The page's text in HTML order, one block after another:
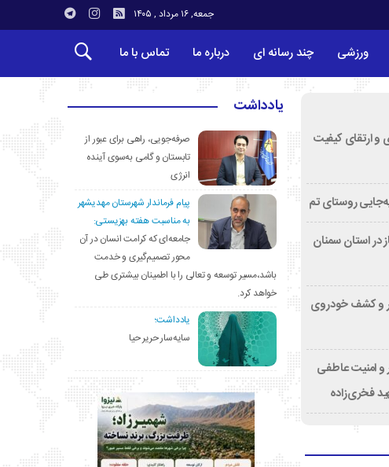
جمعه, ۱۶ مرداد , ۱۴۰۵
ورزشی چند رسانه ای درباره ما تماس با ما
و ارتقای کیفیت
روستای تم
در استان سمنان
و کشف خودروی
و امنیت عاطفی
فخری‌زاده
یادداشت
صرفه‌جویی، راهی برای عبور از
تابستان و گامی به‌سوی آینده
انرژی
پیام فرماندار شهرستان مهدیشهر
به مناسبت هفته بهزیستی:
جامعه‌ای که کرامت انسان در آن
محور تصمیم‌گیری و خدمت
باشد،مسیر توسعه و تعالی را با اطمینان بیشتری طی
خواهد کرد.
یادداشت؛
سایه‌سار حریر حیا